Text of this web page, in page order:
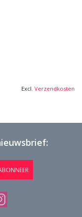
Excl. Verzendkosten